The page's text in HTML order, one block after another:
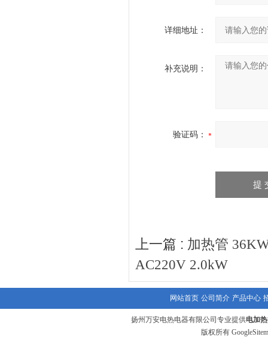
详细地址：
补充说明：
验证码：
上一篇 : 加热管
AC220V 2.0kW
网站首页 公司简介 产品中心
扬州万安电热电器有限公司专业提供电加
版权所有